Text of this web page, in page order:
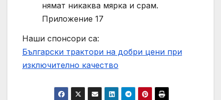
нямат никаква мярка и срам.
Приложение 17
Наши спонсори са:
Български трактори на добри цени при
изключително качество